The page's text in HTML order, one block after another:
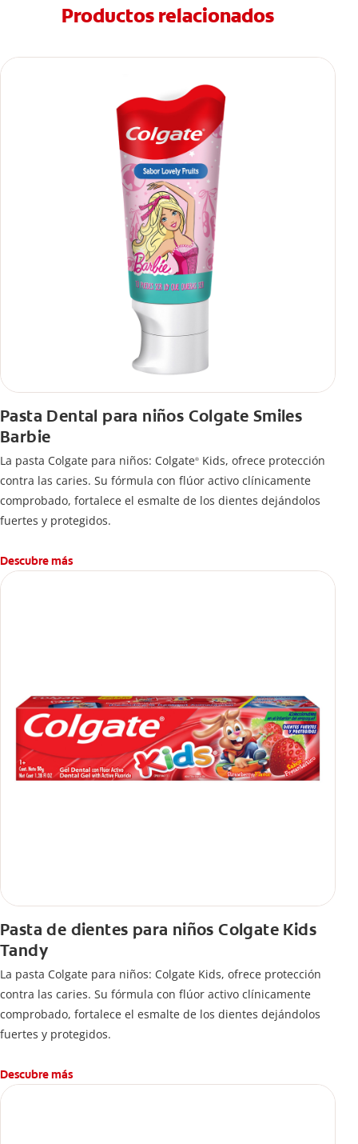
Productos relacionados
Pasta Dental para niños Colgate Smiles
Barbie
La pasta Colgate para niños: Colgate® Kids, ofrece protección
contra las caries. Su fórmula con flúor activo clínicamente
comprobado, fortalece el esmalte de los dientes dejándolos
fuertes y protegidos.
Descubre más
Pasta de dientes para niños Colgate Kids
Tandy
La pasta Colgate para niños: Colgate Kids, ofrece protección
contra las caries. Su fórmula con flúor activo clínicamente
comprobado, fortalece el esmalte de los dientes dejándolos
fuertes y protegidos.
Descubre más